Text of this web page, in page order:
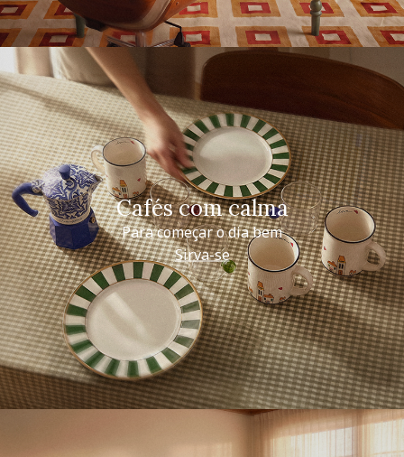
Cafés com calma
Para começar o dia bem
Sirva-se